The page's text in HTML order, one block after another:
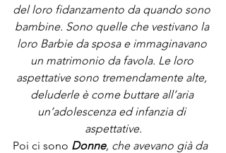
del loro fidanzamento da quando sono
bambine. Sono quelle che vestivano la
loro Barbie da sposa e immaginavano
un matrimonio da favola. Le loro
aspettative sono tremendamente alte,
deluderle è come buttare all’aria
un’adolescenza ed infanzia di
aspettative.
Poi ci sono Donne, che avevano già da